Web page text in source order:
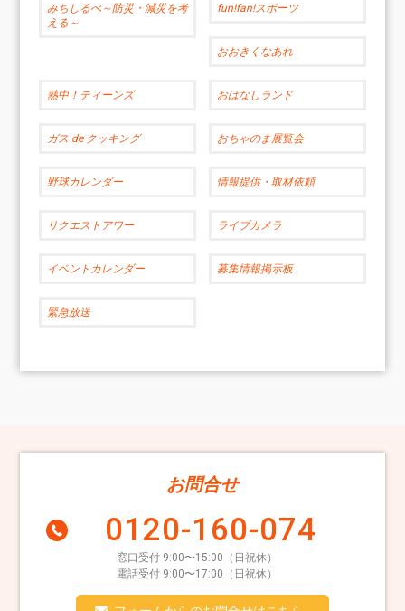
みちしるべ～防災・減災を考
える～
fun!fan!スポーツ
おおきくなあれ
熱中！ティーンズ おはなしランド
ガス de クッキング おちゃのま展覧会
野球カレンダー 情報提供・取材依頼
リクエストアワー ライブカメラ
イベントカレンダー 募集情報掲示板
緊急放送
お問合せ
0120-160-074
窓口受付 9:00〜15:00（日祝休）
電話受付 9:00〜17:00（日祝休）